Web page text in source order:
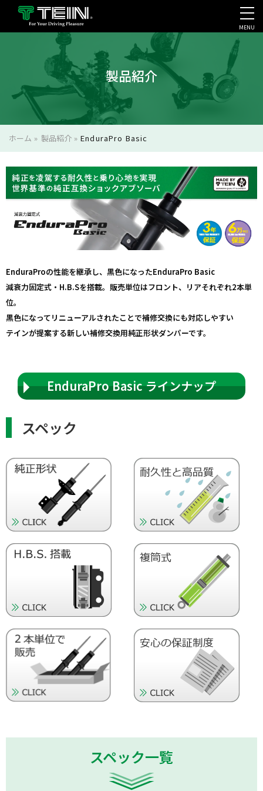
会社案内・採用・IR
MENU
製品紹介
ホーム » 製品紹介»EnduraPro Basic
EnduraProの性能を継承し、黒色になったEnduraPro Basic
減衰力固定式・H.B.Sを搭載。販売単位はフロント、リアそれぞれ2本単
位。
黒色になってリニューアルされたことで補修交換にも対応しやすい
テインが提案する新しい補修交換用純正形状ダンパーです。
EnduraPro Basic ラインナップ
スペック
スペック一覧